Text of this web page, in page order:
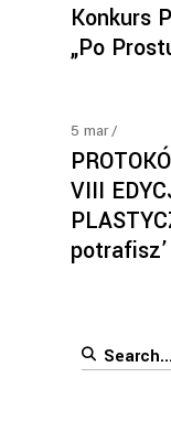
Konkurs
„Po
5 mar
VIII
Search